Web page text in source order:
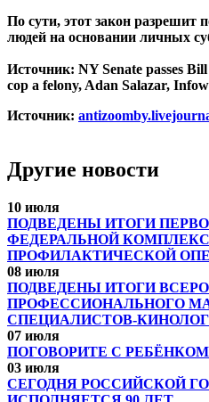
По сути, этот закон разрешит
людей на основании личных
Источник: NY Senate passes
cop a felony, Adan Salazar,
Источник:
Другие новости
10 июля
ПОДВЕДЕНЫ ИТОГИ
ФЕДЕРАЛЬНОЙ
ПРОФИЛАКТИЧЕСКОЙ
08 июля
ПОДВЕДЕНЫ ИТОГИ
ПРОФЕССИОНАЛЬНОГО
СПЕЦИАЛИСТОВ-
07 июля
ПОГОВОРИТЕ С
03 июля
СЕГОДНЯ РОССИЙСКОЙ